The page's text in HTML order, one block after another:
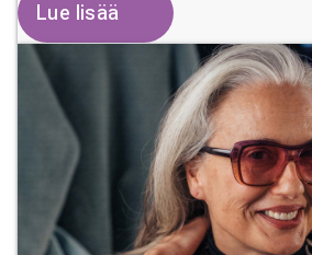
Lue lisää